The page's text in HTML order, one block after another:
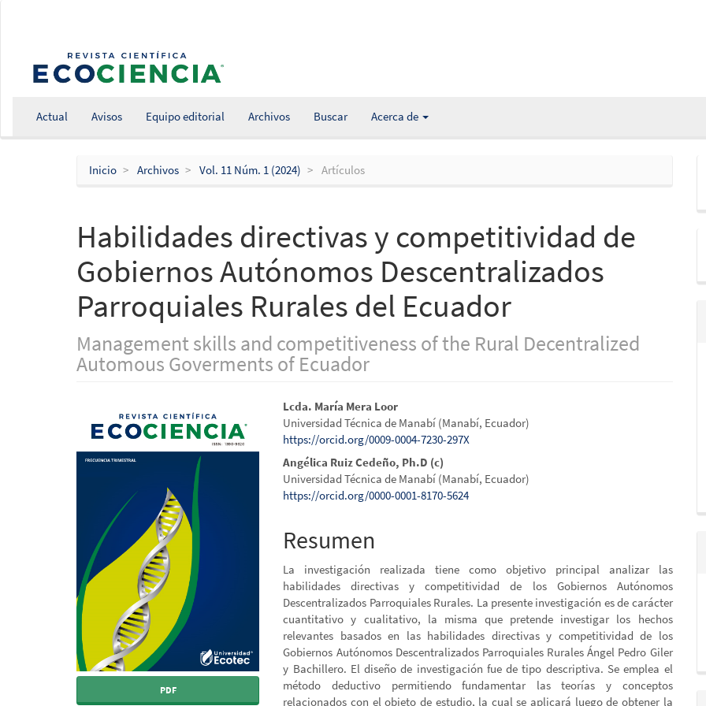
Navegación
principal
Actual Avisos Equipo editorial Archivos Buscar Acerca de
Inicio Archivos Vol. 11 Núm. 1 (2024) Artículos
Habilidades directivas y competitividad de
Gobiernos Autónomos Descentralizados
Parroquiales Rurales del Ecuador
Management skills and competitiveness of the Rural Decentralized
Automous Goverments of Ecuador
Barra
lateral
del
artículo
PDF
Contenido
principal
del
artículo
Lcda. María Mera Loor
Universidad Técnica de Manabí (Manabí, Ecuador)
https://orcid.org/0009-0004-7230-297X
Angélica Ruiz Cedeño, Ph.D (c)
Universidad Técnica de Manabí (Manabí, Ecuador)
https://orcid.org/0000-0001-8170-5624
Resumen
La investigación realizada tiene como objetivo principal analizar las
habilidades directivas y competitividad de los Gobiernos Autónomos
Descentralizados Parroquiales Rurales. La presente investigación es de carácter
cuantitativo y cualitativo, la misma que pretende investigar los hechos
relevantes basados en las habilidades directivas y competitividad de los
Gobiernos Autónomos Descentralizados Parroquiales Rurales Ángel Pedro Giler
y Bachillero. El diseño de investigación fue de tipo descriptiva. Se emplea el
método deductivo permitiendo fundamentar las teorías y conceptos
relacionados con el objeto de estudio, la cual se aplicará luego de obtener la